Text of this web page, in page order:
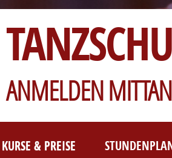
ANMELDEN
KURSE & PREISE